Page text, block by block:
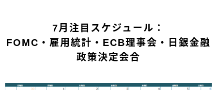
7月注目スケジュール：
FOMC・雇用統計・ECB理事会・日銀金融
政策決定会合